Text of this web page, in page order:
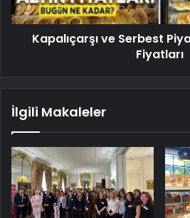
Kapalıçarşı ve Serbest
Fiyatları
İlgili Makaleler